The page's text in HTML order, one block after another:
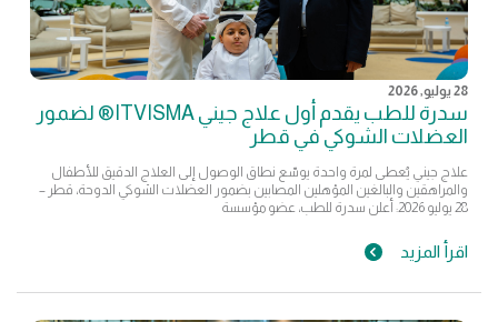
28 يوليو, 2026
سدرة للطب يقدم أول علاج جيني ITVISMA® لضمور
العضلات الشوكي في قطر
علاج جيني يُعطى لمرة واحدة يوسّع نطاق الوصول إلى العلاج الدقيق للأطفال
والمراهقين والبالغين المؤهلين المصابين بضمور العضلات الشوكي الدوحة، قطر –
28 يوليو 2026: أعلن سدرة للطب، عضو مؤسسة
اقرأ المزيد